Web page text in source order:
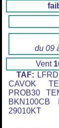
du 09
Vent
TAF:
CAVOK
PROB30
BKN100CB
29010KT